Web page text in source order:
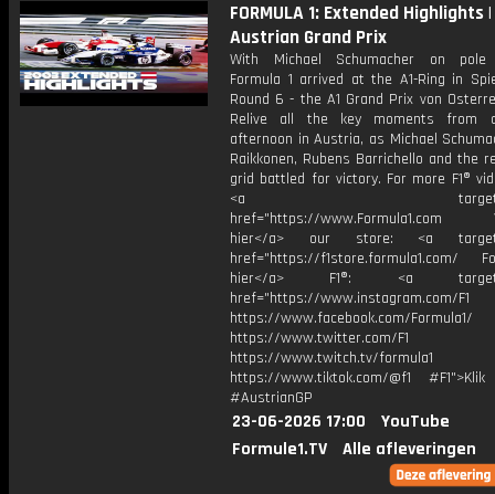
FORMULA 1: Extended Highlights
Austrian Grand Prix
With Michael Schumacher on pole
Formula 1 arrived at the A1-Ring in
Round 6 - the A1 Grand Prix von
Relive all the key moments from
afternoon in Austria, as Michael
Raikkonen, Rubens Barrichello and the
grid battled for victory. For more F1®
<a
href="https://www.Formula1.com
hier</a> our store: <a
href="https://f1store.formula1.com/
hier</a> F1®: <a
href="https://www.instagram.com/F1
https://www.facebook.com/Formula1/
https://www.twitter.com/F1
https://www.twitch.tv/formula1
https://www.tiktok.com/@f1
#AustrianGP
23-06-2026 17:00
YouTube
Formule1.TV
Alle afleveringen